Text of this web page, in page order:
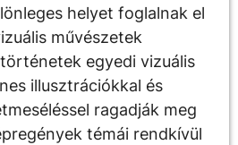
helyet foglalnak el
művészetek
egyedi vizuális
illusztrációkkal és
ragadják meg
témái rendkívül